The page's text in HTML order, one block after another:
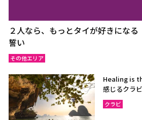
２人なら、もっとタイが好きにな
誓い
その他エリア
Healing is
感じるクラ
クラビ